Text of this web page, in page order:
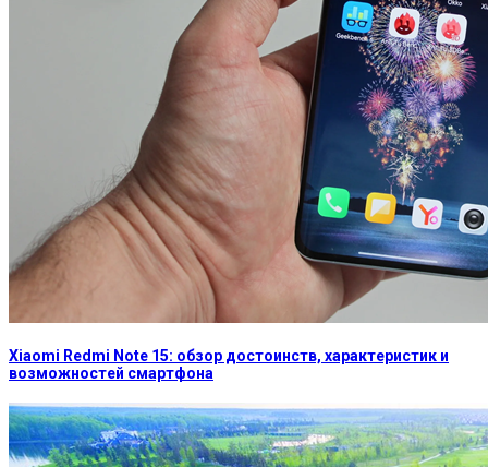
Xiaomi Redmi Note 15: обзор достоинств, характеристик и
возможностей смартфона